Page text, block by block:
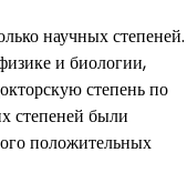
научных степеней.
и биологии,
степень по
степеней были
положительных